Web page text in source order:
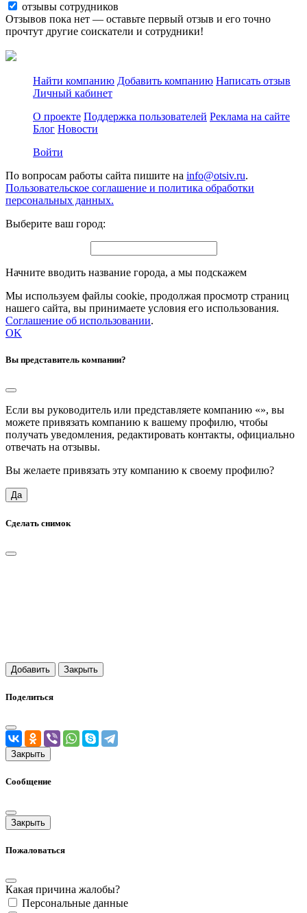
отзывы сотрудников
Отзывов пока нет — оставьте первый отзыв и его точно
прочтут другие соискатели и сотрудники!
Найти компанию Добавить компанию Написать отзыв
Личный кабинет
О проекте Поддержка пользователей Реклама на сайте
Блог Новости
Войти
По вопросам работы сайта пишите на info@otsiv.ru.
Пользовательское соглашение и политика обработки
персональных данных.
Выберите ваш город:
Начните вводить название города, а мы подскажем
Мы используем файлы cookie, продолжая просмотр страниц
нашего сайта, вы принимаете условия его использования.
Соглашение об использовании.
OK
Вы представитель компании?
Если вы руководитель или представляете компанию «», вы
можете привязать компанию к вашему профилю, чтобы
получать уведомления, редактировать контакты, официально
отвечать на отзывы.
Вы желаете привязать эту компанию к своему профилю?
Да
Сделать снимок
Добавить Закрыть
Поделиться
Закрыть
Сообщение
Закрыть
Пожаловаться
Какая причина жалобы?
Персональные данные